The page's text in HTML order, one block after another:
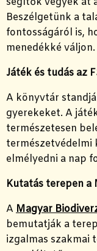
Beszélgetünk a
fontosságáról is,
menedékké váljon.
Játék és tudás az
A könyvtár
gyerekeket. A
természetesen
természetvédelmi
elmélyedni a nap
Kutatás terepen a
A Magyar
bemutatják a
izgalmas szakmai